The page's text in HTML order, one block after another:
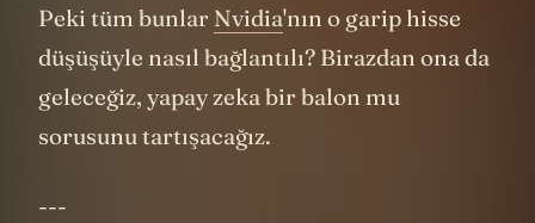
Peki tüm bunlar Nvidia'nın o garip hisse
düşüşüyle nasıl bağlantılı? Birazdan ona da
geleceğiz, yapay zeka bir balon mu
sorusunu tartışacağız.
---